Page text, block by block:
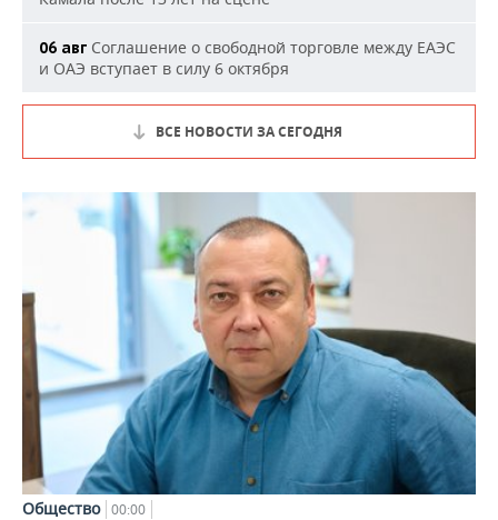
06 авг Соглашение о свободной торговле между ЕАЭС
и ОАЭ вступает в силу 6 октября
ВСЕ НОВОСТИ ЗА СЕГОДНЯ
Общество 00:00